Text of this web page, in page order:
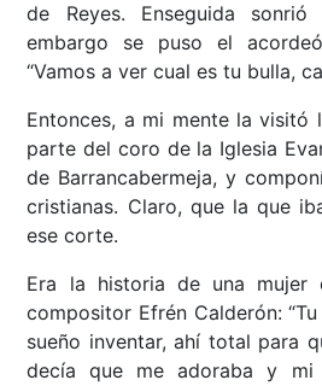
de Reyes. Enseguida
embargo se puso el
“Vamos a ver cual es tu bulla,
Entonces, a mi mente la visitó
parte del coro de la Iglesia
de Barrancabermeja, y
cristianas. Claro, que la que
ese corte.
Era la historia de una mujer
compositor Efrén Calderón:
sueño inventar, ahí total para
decía que me adoraba y